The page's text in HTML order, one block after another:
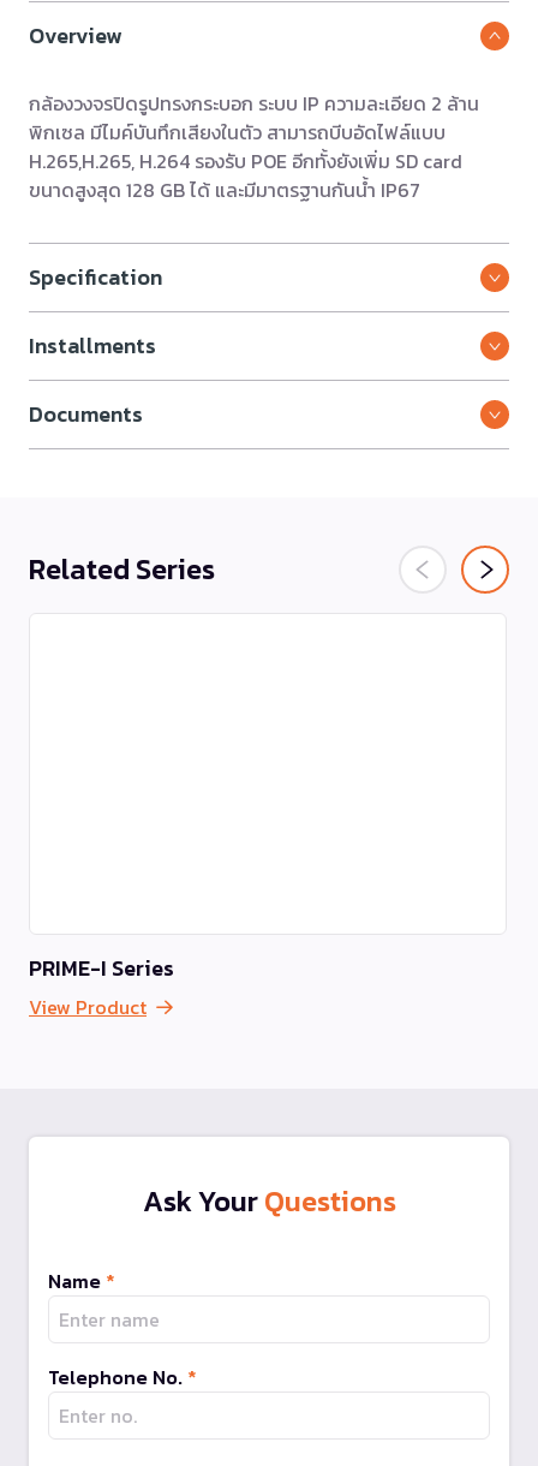
Overview
กล้องวงจรปิดรูปทรงกระบอก ระบบ IP ความละเอียด 2 ล้าน
พิกเซล มีไมค์บันทึกเสียงในตัว สามารถบีบอัดไฟล์แบบ
H.265,H.265, H.264 รองรับ POE อีกทั้งยังเพิ่ม SD card
ขนาดสูงสุด 128 GB ได้ และมีมาตรฐานกันน้ำ IP67
Specification
Installments
Documents
Related Series
PRIME-I Series
View Product
Ask YourQuestions
Name *
Telephone No. *